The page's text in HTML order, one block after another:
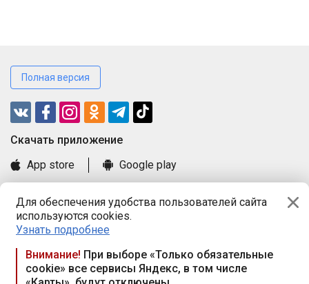
Для обеспечения удобства пользователей сайта
используются cookies.
Узнать подробнее
Внимание! При выборе «Только обязательные
cookie» все сервисы Яндекс, в том числе
Полная версия
Cкачать приложение
App store
Google play
Книга замечаний и предложений
Правила и документы
Praca.by © 2000—2026, ООО «ПРАЦА БАЙ»
Республика Беларусь, 220114, г. Минск, пр-т Независимости
117а, пом. № 9.